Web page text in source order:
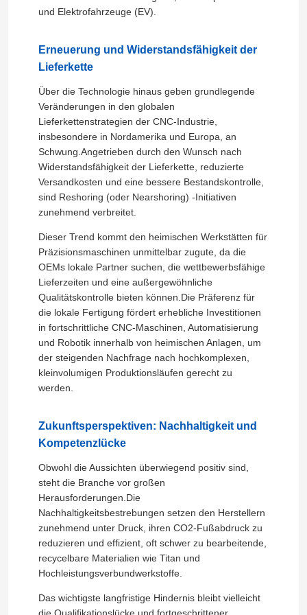
Haus
Dienstleistungen
VR-Show
Über uns
Fabrik-Ausflug
Qualitätskontrolle
Treten Sie mit uns in Verbindung
Nachrichten
Fälle
Fordern Sie ein Zitat
und Elektrofahrzeuge (EV).
Erneuerung und Widerstandsfähigkeit der
Lieferkette
Über die Technologie hinaus geben grundlegende
Veränderungen in den globalen
Lieferkettenstrategien der CNC-Industrie,
insbesondere in Nordamerika und Europa, an
Schwung.Angetrieben durch den Wunsch nach
Widerstandsfähigkeit der Lieferkette, reduzierte
Versandkosten und eine bessere Bestandskontrolle,
sind Reshoring (oder Nearshoring) -Initiativen
zunehmend verbreitet.
Dieser Trend kommt den heimischen Werkstätten für
Präzisionsmaschinen unmittelbar zugute, da die
OEMs lokale Partner suchen, die wettbewerbsfähige
Lieferzeiten und eine außergewöhnliche
Qualitätskontrolle bieten können.Die Präferenz für
die lokale Fertigung fördert erhebliche Investitionen
in fortschrittliche CNC-Maschinen, Automatisierung
und Robotik innerhalb von heimischen Anlagen, um
der steigenden Nachfrage nach hochkomplexen,
kleinvolumigen Produktionsläufen gerecht zu
werden.
Zukunftsperspektiven: Nachhaltigkeit und
Kompetenzlücke
Obwohl die Aussichten überwiegend positiv sind,
steht die Branche vor großen
Herausforderungen.Die
Nachhaltigkeitsbestrebungen setzen den Herstellern
zunehmend unter Druck, ihren CO2-Fußabdruck zu
reduzieren und effizient, oft schwer zu bearbeitende,
recycelbare Materialien wie Titan und
Hochleistungsverbundwerkstoffe.
Das wichtigste langfristige Hindernis bleibt vielleicht
die Qualifikationslücke.und fortgeschrittener